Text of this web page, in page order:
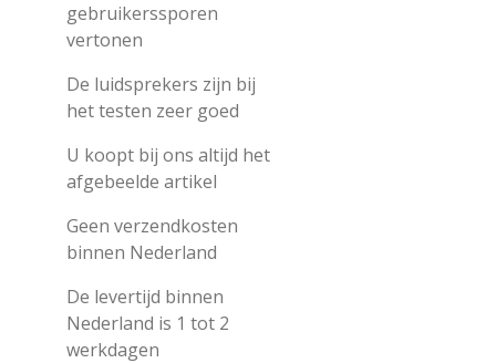
gebruikerssporen
vertonen
De luidsprekers zijn bij
het testen zeer goed
U koopt bij ons altijd het
afgebeelde artikel
Geen verzendkosten
binnen Nederland
De levertijd binnen
Nederland is 1 tot 2
werkdagen